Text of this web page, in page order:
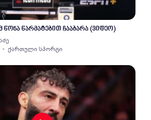
წარმატებით ჩააბარა (ვიდეო)
ქართული სპორტი